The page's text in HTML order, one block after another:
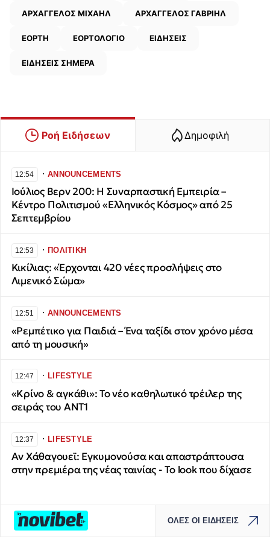
ΑΡΧΑΓΓΕΛΟΣ ΜΙΧΑΗΛ ΑΡΧΑΓΓΕΛΟΣ ΓΑΒΡΙΗΛ
ΕΟΡΤΗ ΕΟΡΤΟΛΟΓΙΟ ΕΙΔΗΣΕΙΣ
ΕΙΔΗΣΕΙΣ ΣΗΜΕΡΑ
Ροή Ειδήσεων Δημοφιλή
12:54 ∙ANNOUNCEMENTS
Ιούλιος Βερν 200: Η Συναρπαστική Εμπειρία –
Κέντρο Πολιτισμού «Ελληνικός Κόσμος» από 25
Σεπτεμβρίου
12:53 ∙ΠΟΛΙΤΙΚΗ
Κικίλιας: «Έρχονται 420 νέες προσλήψεις στο
Λιμενικό Σώμα»
12:51 ∙ANNOUNCEMENTS
«Ρεμπέτικο για Παιδιά – Ένα ταξίδι στον χρόνο μέσα
από τη μουσική»
12:47 ∙LIFESTYLE
«Κρίνο & αγκάθι»: Το νέο καθηλωτικό τρέιλερ της
σειράς του ΑΝΤ1
12:37 ∙LIFESTYLE
Αν Χάθαγουεϊ: Εγκυμονούσα και απαστράπτουσα
στην πρεμιέρα της νέας ταινίας - Το look που δίχασε
ΟΛΕΣ ΟΙ ΕΙΔΗΣΕΙΣ